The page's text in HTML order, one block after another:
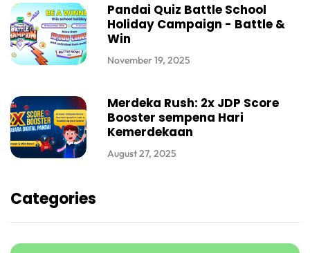
Pandai Quiz Battle School
Holiday Campaign - Battle &
Win
November 19, 2025
Merdeka Rush: 2x JDP Score
Booster sempena Hari
Kemerdekaan
August 27, 2025
Categories